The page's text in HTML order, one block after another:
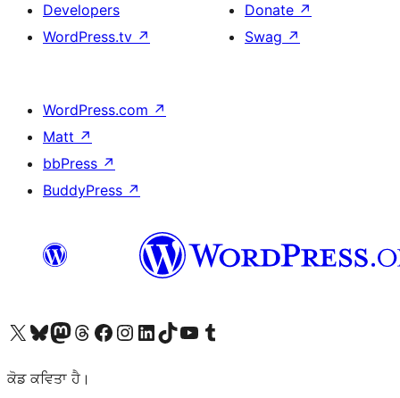
Developers
WordPress.tv ↗
Donate ↗
Swag ↗
WordPress.com ↗
Matt ↗
bbPress ↗
BuddyPress ↗
Visit our X (formerly Twitter) account
Visit our Bluesky account
Visit our Mastodon account
Visit our Threads account
Visit our Facebook page
Visit our Instagram account
Visit our LinkedIn account
Visit our TikTok account
Visit our YouTube channel
Visit our Tumblr account
ਕੋਡ ਕਵਿਤਾ ਹੈ।